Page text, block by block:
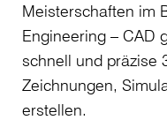
Meisterschaften im
Engineering – CAD
schnell und präzise
Zeichnungen,
erstellen.